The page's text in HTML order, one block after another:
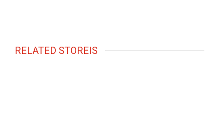
RELATED STOREIS